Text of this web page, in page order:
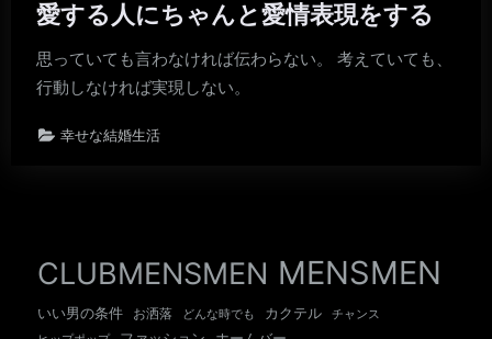
愛する人にちゃんと愛情表現をする
思っていても言わなければ伝わらない。 考えていても、
行動しなければ実現しない。
幸せな結婚生活
CLUBMENSMEN MENSMEN
いい男の条件 お洒落 どんな時でも カクテル チャンス